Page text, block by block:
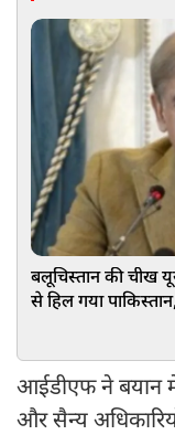
बलूचिस्तान की चीख
से हिल गया
आईडीएफ ने बयान में
और सैन्य